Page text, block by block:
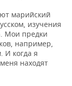
марийский
изучения
Мои предки
например,
И когда я
находят